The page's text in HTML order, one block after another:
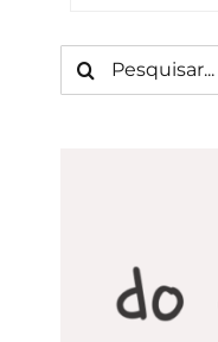
Buscar
resultados